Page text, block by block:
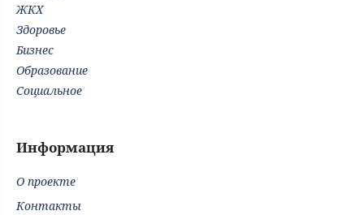
ЖКХ
Здоровье
Бизнес
Образование
Социальное
Информация
О проекте
Контакты